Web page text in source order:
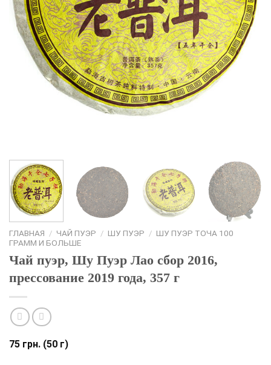
ГЛАВНАЯ / ЧАЙ ПУЭР / ШУ ПУЭР / ШУ ПУЭР ТОЧА 100
ГРАММ И БОЛЬШЕ
Чай пуэр, Шу Пуэр Лао сбор 2016,
прессование 2019 года, 357 г
75 грн. (50 г)